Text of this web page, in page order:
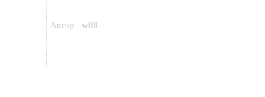
Автор : w08